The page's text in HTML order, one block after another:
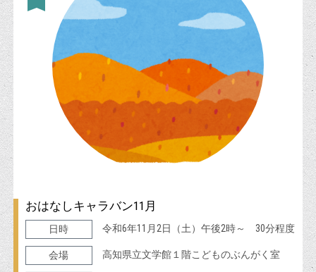
おはなしキャラバン11月
日時 令和6年11月2日（土）午後2時～ 30分程度
会場 高知県立文学館１階こどものぶんがく室